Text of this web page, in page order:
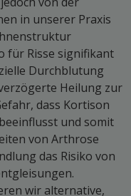
in unserer Praxis
für Risse signifikant
Durchblutung
Heilung zur
dass Kortison
und somit
von Arthrose
das Risiko von
wir alternative,